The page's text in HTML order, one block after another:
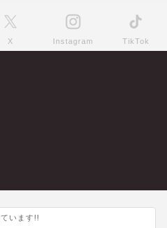
X Instagram TikTok
います!!